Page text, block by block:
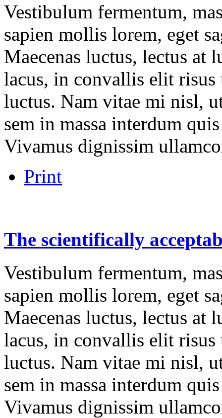
Vestibulum fermentum,
sapien mollis lorem, eget
Maecenas luctus, lectus at
lacus, in convallis elit risus
luctus. Nam vitae mi nisl,
sem in massa interdum
Vivamus dignissim
Print
The scientifically
Vestibulum fermentum,
sapien mollis lorem, eget
Maecenas luctus, lectus at
lacus, in convallis elit risus
luctus. Nam vitae mi nisl,
sem in massa interdum
Vivamus dignissim